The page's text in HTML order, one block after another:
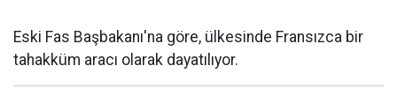
Eski Fas Başbakanı'na göre, ülkesinde Fransızca bir
tahakküm aracı olarak dayatılıyor.